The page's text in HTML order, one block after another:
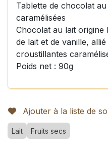
Tablette de chocolat
caramélisées
Chocolat au lait origine
de lait et de vanille, allié
croustillantes
Poids net : 90g
Ajouter à la liste de
Lait Fruits secs